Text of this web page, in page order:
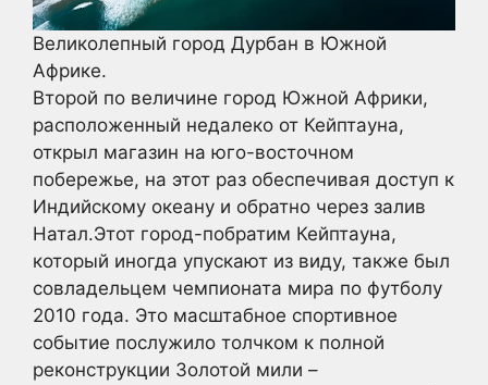
Великолепный город Дурбан в Южной
Африке.
Второй по величине город Южной Африки,
расположенный недалеко от Кейптауна,
открыл магазин на юго-восточном
побережье, на этот раз обеспечивая доступ к
Индийскому океану и обратно через залив
Натал.Этот город-побратим Кейптауна,
который иногда упускают из виду, также был
совладельцем чемпионата мира по футболу
2010 года. Это масштабное спортивное
событие послужило толчком к полной
реконструкции Золотой мили –